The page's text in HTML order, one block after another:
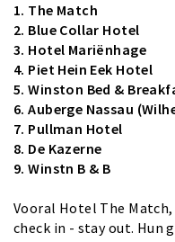
1. The Match
2. Blue Collar Hotel
3. Hotel Mariënhage
4. Piet Hein Eek Hotel
5.Winston Bed &
6.Auberge Nassau
7. Pullman Hotel
8. De Kazerne
9. Winstn B & B
Vooral Hotel The
check in - stay out. Hun